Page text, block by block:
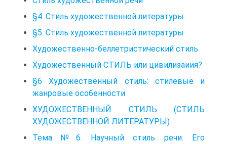
§4. Стиль художественной литературы
§5. Стиль художественной литературы
Художественно-беллетристический стиль
Художественный СТИЛЬ или цивилизаиия?
§6 Художественный стиль: стилевые и
жанровые особенности
ХУДОЖЕСТВЕННЫЙ СТИЛЬ (СТИЛЬ
ХУДОЖЕСТВЕННОЙ ЛИТЕРАТУРЫ)
Тема №6. Научный стиль речи. Его